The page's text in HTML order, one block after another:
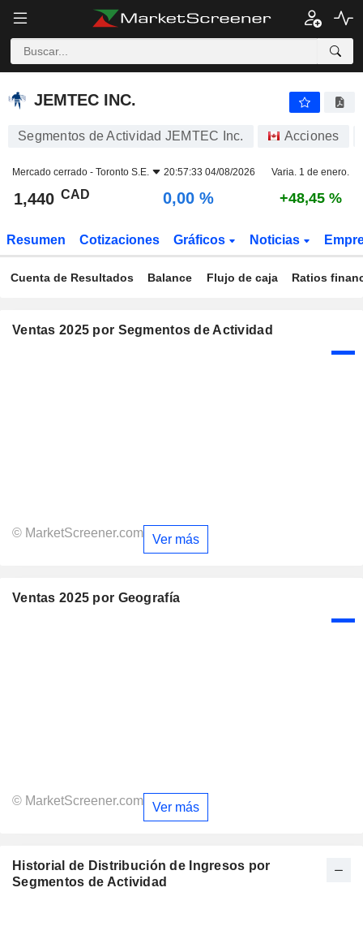
JEMTEC INC.
JEMTEC INC.
Segmentos de Actividad JEMTEC Inc. Acciones
Mercado cerrado - Toronto S.E. 20:57:33 04/08/2026 Varia. 1 de enero.
1,440 CAD 0,00 % +48,45 %
Resumen Cotizaciones Gráficos Noticias
Cuenta de Resultados Balance Flujo de caja Ratios
Ventas 2025 por Segmentos de Actividad
© MarketScreener.com Ver más
Ventas 2025 por Geografía
© MarketScreener.com Ver más
Historial de Distribución de Ingresos por
Segmentos de Actividad